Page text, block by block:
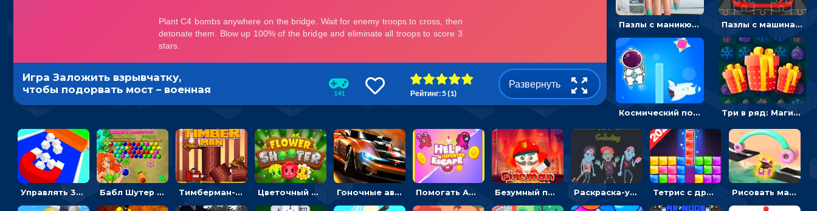
Пазлы с маникюром: собери идеальный рисунок для ногтей Пазлы с машинами Форд: собирать картинки и открывать новые
Космический побег: двигать космонавта, чтобы попасть к кораблю Три в ряд: Магические рождественские драгоценности
Игра Заложить взрывчатку,
чтобы подорвать мост – военная
стратегия
141 Рейтинг: 5 (1)
Развернуть
Управлять 3D магнитом, чтобы собирать фигуры и сбрасывать в пропасть Бабл Шутер в джунглях: стрелять шариками по цветным целям Тимберман-дровосек: меняй сторону и руби дерево Цветочный шутер: стрелять пчелками по цветам Гоночные авто в пазлах: разбей картинку и собери снова Помогать Амонг Ас бежать из комнаты через преграды - приключения Безумный пожарный: направлять шланг, чтобы тушить горящие бревна Раскраска-ужастик: разукрась зомби и скелетов Тетрис с драгоценными камнями: расставляй блоки, чтобы получить линию - головоломка Рисовать машину и выигрывать гонку - для мальчиков